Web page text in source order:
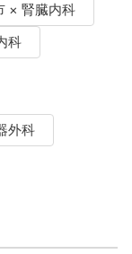
× 腎臓内科
科
外科